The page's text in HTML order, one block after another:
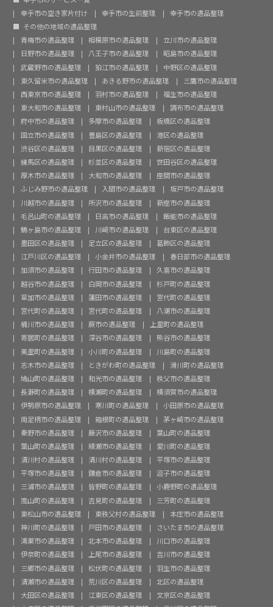
幸手市の空き家片付け
幸手市の生前整理
幸手市の遺品整理
その他の地域の遺品整理
青梅市の遺品整理
相模原市の遺品整理
立川市の遺品整理
日野市の遺品整理
八王子市の遺品整理
昭島市の遺品整理
武蔵野市の遺品整理
狛江市の遺品整理
中野区の遺品整理
東久留米市の遺品整理
あきる野市の遺品整理
三鷹市の遺品整理
西東京市の遺品整理
羽村市の遺品整理
福生市の遺品整理
東大和市の遺品整理
東村山市の遺品整理
調布市の遺品整理
府中市の遺品整理
多摩市の遺品整理
板橋区の遺品整理
国立市の遺品整理
豊島区の遺品整理
港区の遺品整理
渋谷区の遺品整理
目黒区の遺品整理
新宿区の遺品整理
練馬区の遺品整理
杉並区の遺品整理
世田谷区の遺品整理
厚木市の遺品整理
大和市の遺品整理
座間市の遺品整理
ふじみ野市の遺品整理
入間市の遺品整理
坂戸市の遺品整理
川越市の遺品整理
所沢市の遺品整理
新座市の遺品整理
毛呂山町の遺品整理
日高市の遺品整理
飯能市の遺品整理
鶴ヶ島市の遺品整理
川崎市の遺品整理
台東区の遺品整理
墨田区の遺品整理
足立区の遺品整理
葛飾区の遺品整理
江戸川区の遺品整理
小金井市の遺品整理
春日部市の遺品整理
加須市の遺品整理
行田市の遺品整理
久喜市の遺品整理
越谷市の遺品整理
白岡市の遺品整理
杉戸町の遺品整理
草加市の遺品整理
蓮田市の遺品整理
宮代町の遺品整理
宮代町の遺品整理
宮代町の遺品整理
八潮市の遺品整理
桶川市の遺品整理
蕨市の遺品整理
上里町の遺品整理
寄居町の遺品整理
深谷市の遺品整理
熊谷市の遺品整理
美里町の遺品整理
小川町の遺品整理
川島町の遺品整理
志木市の遺品整理
ときがわ町の遺品整理
滑川町の遺品整理
鳩山町の遺品整理
和光市の遺品整理
秩父市の遺品整理
長瀞町の遺品整理
横瀬町の遺品整理
横須賀市の遺品整理
伊勢原市の遺品整理
寒川町の遺品整理
小田原市の遺品整理
南足柄市の遺品整理
箱根町の遺品整理
茅ヶ崎市の遺品整理
秦野市の遺品整理
藤沢市の遺品整理
葉山町の遺品整理
葉山町の遺品整理
綾瀬市の遺品整理
愛川町の遺品整理
清川村の遺品整理
清川村の遺品整理
平塚市の遺品整理
平塚市の遺品整理
鎌倉市の遺品整理
逗子市の遺品整理
三浦市の遺品整理
皆野町の遺品整理
小鹿野町の遺品整理
嵐山町の遺品整理
吉見町の遺品整理
三芳町の遺品整理
東松山市の遺品整理
東秩父村の遺品整理
本庄市の遺品整理
神川町の遺品整理
戸田市の遺品整理
さいたま市の遺品整理
鴻巣市の遺品整理
北本市の遺品整理
川口市の遺品整理
伊奈町の遺品整理
上尾市の遺品整理
吉川市の遺品整理
三郷市の遺品整理
松伏町の遺品整理
羽生市の遺品整理
清瀬市の遺品整理
荒川区の遺品整理
北区の遺品整理
大田区の遺品整理
江東区の遺品整理
文京区の遺品整理